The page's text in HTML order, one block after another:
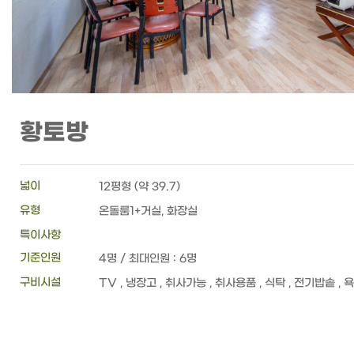
황토방
넓이
12평형 (약 39.7)
유형
온돌룸1+거실, 화장실
특이사항
기준인원
4명 / 최대인원 : 6명
구비시설